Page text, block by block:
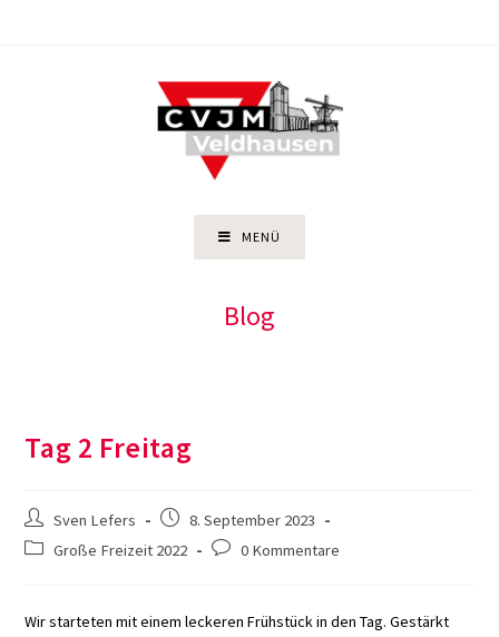
MENÜ
Blog
Tag 2 Freitag
Beitrags-
Autor:
Sven Lefers
Beitrag
veröffentlicht:
8. September 2023
Beitrags-Große Freizeit 2022
Beitrags-0 Kommentare
Wir starteten mit einem leckeren Frühstück in den Tag. Gestärkt